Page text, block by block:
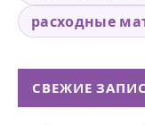
расходные
СВЕЖИЕ